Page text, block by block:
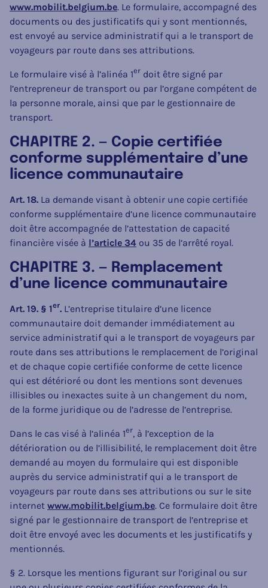
www.mobilit.belgium.be. Le formulaire, accompagné des
documents ou des justificatifs qui y sont mentionnés,
est envoyé au service administratif qui a le transport de
voyageurs par route dans ses attributions.
Le formulaire visé à l’alinéa 1er doit être signé par
l’entrepreneur de transport ou par l’organe compétent de
la personne morale, ainsi que par le gestionnaire de
transport.
CHAPITRE 2. — Copie certifiée
conforme supplémentaire d’une
licence communautaire
Art. 18. La demande visant à obtenir une copie certifiée
conforme supplémentaire d’une licence communautaire
doit être accompagnée de l’attestation de capacité
financière visée à l’article 34 ou 35 de l’arrêté royal.
CHAPITRE 3. — Remplacement
d’une licence communautaire
Art. 19. § 1er. L’entreprise titulaire d’une licence
communautaire doit demander immédiatement au
service administratif qui a le transport de voyageurs par
route dans ses attributions le remplacement de l’original
et de chaque copie certifiée conforme de cette licence
qui est détérioré ou dont les mentions sont devenues
illisibles ou inexactes suite à un changement du nom,
de la forme juridique ou de l’adresse de l’entreprise.
Dans le cas visé à l’alinéa 1er, à l’exception de la
détérioration ou de l’illisibilité, le remplacement doit être
demandé au moyen du formulaire qui est disponible
auprès du service administratif qui a le transport de
voyageurs par route dans ses attributions ou sur le site
internet www.mobilit.belgium.be. Ce formulaire doit être
signé par le gestionnaire de transport de l’entreprise et
doit être envoyé avec les documents et les justificatifs y
mentionnés.
§ 2. Lorsque les mentions figurant sur l’original ou sur